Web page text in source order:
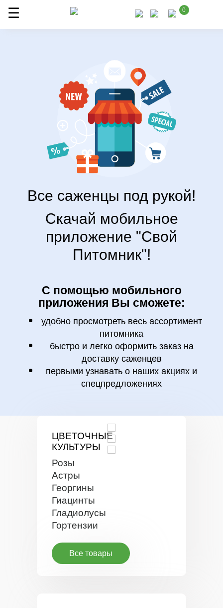
0
Все саженцы под рукой!
Скачай мобильное
приложение "Свой
Питомник"!
С помощью мобильного
приложения Вы сможете:
удобно просмотреть весь ассортимент
питомника
быстро и легко оформить заказ на
доставку саженцев
первыми узнавать о наших акциях и
спецпредложениях
ЦВЕТОЧНЫЕ
КУЛЬТУРЫ
Розы
Астры
Георгины
Гиацинты
Гладиолусы
Гортензии
Все товары